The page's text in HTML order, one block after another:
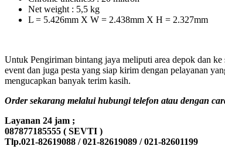
Net weight : 5,5 kg
L = 5.426mm X W = 2.438mm X H = 2.327mm
Untuk Pengiriman bintang jaya meliputi area depok dan
event dan juga pesta yang siap kirim dengan pelayanan
mengucapkan banyak terim kasih.
Order sekarang melalui hubungi telefon atau dengan
Layanan 24 jam ;
087877185555 ( SEVTI )
Tlp.021-82619088 / 021-82619089 / 021-82601199